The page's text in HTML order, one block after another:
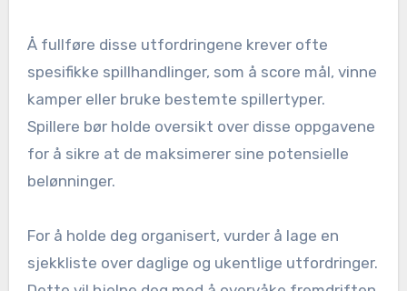
Å fullføre disse utfordringene krever ofte
spesifikke spillhandlinger, som å score mål, vinne
kamper eller bruke bestemte spillertyper.
Spillere bør holde oversikt over disse oppgavene
for å sikre at de maksimerer sine potensielle
belønninger.
For å holde deg organisert, vurder å lage en
sjekkliste over daglige og ukentlige utfordringer.